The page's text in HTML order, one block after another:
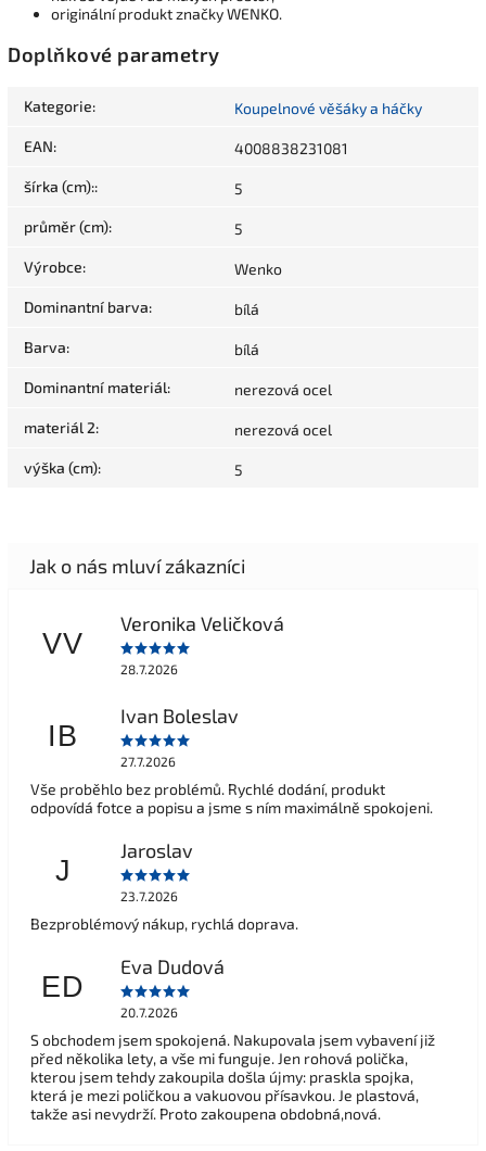
originální produkt značky WENKO.
Doplňkové parametry
Kategorie: Koupelnové věšáky a háčky
EAN: 4008838231081
šírka (cm):: 5
průměr (cm): 5
Výrobce: Wenko
Dominantní barva: bílá
Barva: bílá
Dominantní materiál: nerezová ocel
materiál 2: nerezová ocel
výška (cm): 5
VV
Veronika Veličková
28.7.2026
IB
Ivan Boleslav
27.7.2026
Vše proběhlo bez problémů. Rychlé dodání, produkt
odpovídá fotce a popisu a jsme s ním maximálně spokojeni.
J
Jaroslav
23.7.2026
Bezproblémový nákup, rychlá doprava.
ED
Eva Dudová
20.7.2026
S obchodem jsem spokojená. Nakupovala jsem vybavení již
před několika lety, a vše mi funguje. Jen rohová polička,
kterou jsem tehdy zakoupila došla újmy: praskla spojka,
která je mezi poličkou a vakuovou přísavkou. Je plastová,
takže asi nevydrží. Proto zakoupena obdobná,nová.